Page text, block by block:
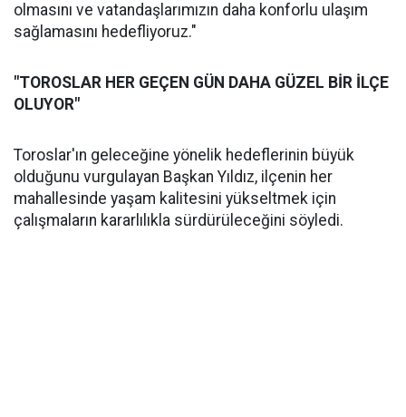
olmasını ve vatandaşlarımızın daha konforlu ulaşım
sağlamasını hedefliyoruz."
"TOROSLAR HER GEÇEN GÜN DAHA GÜZEL BİR İLÇE
OLUYOR"
Toroslar'ın geleceğine yönelik hedeflerinin büyük
olduğunu vurgulayan Başkan Yıldız, ilçenin her
mahallesinde yaşam kalitesini yükseltmek için
çalışmaların kararlılıkla sürdürüleceğini söyledi.